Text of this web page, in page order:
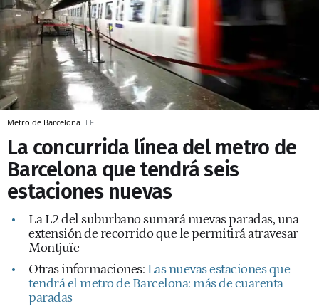
Metro de Barcelona EFE
La concurrida línea del metro de
Barcelona que tendrá seis
estaciones nuevas
La L2 del suburbano sumará nuevas paradas, una
extensión de recorrido que le permitirá atravesar
Montjuïc
Otras informaciones: Las nuevas estaciones que
tendrá el metro de Barcelona: más de cuarenta
paradas